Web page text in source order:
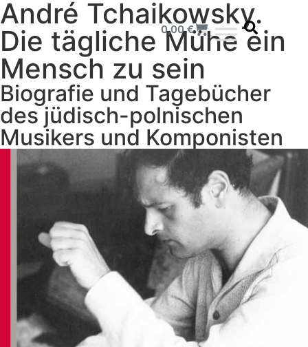
0,00€
André Tchaikowsky.
Die tägliche Mühe ein
Mensch zu sein
Biografie und Tagebücher
des jüdisch-polnischen
Musikers und Komponisten